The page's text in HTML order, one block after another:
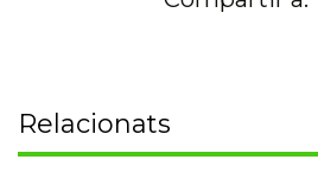
Relacionats